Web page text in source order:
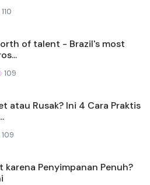
110
of talent - Brazil's most
109
atau Rusak? Ini 4 Cara Praktis
109
karena Penyimpanan Penuh?